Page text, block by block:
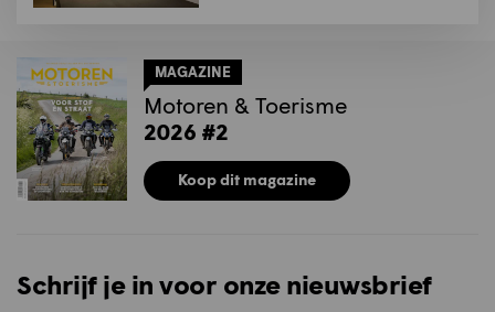
MAGAZINE
Motoren & Toerisme
2026 #2
Koop dit magazine
Schrijf je in voor onze nieuwsbrief